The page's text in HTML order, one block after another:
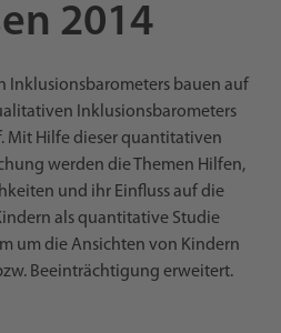
2014
Inklusionsbarometers bauen auf
Inklusionsbarometers
Mit Hilfe dieser quantitativen
werden die Themen Hilfen,
und ihr Einfluss auf die
als quantitative Studie
um die Ansichten von Kindern
Beeinträchtigung erweitert.